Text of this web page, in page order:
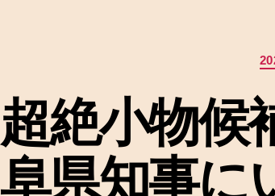
超絶小物候
阜県知事に